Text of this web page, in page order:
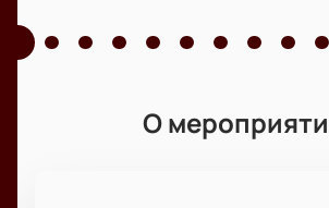
О